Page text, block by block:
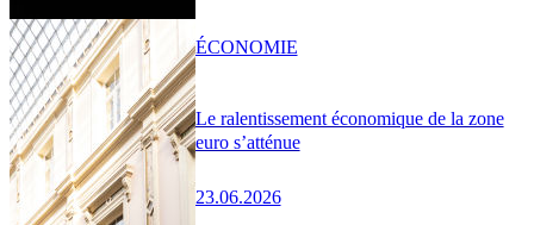
Le ralentissement économique de la zone
euro s’atténue
23.06.2026
ÉCONOMIE